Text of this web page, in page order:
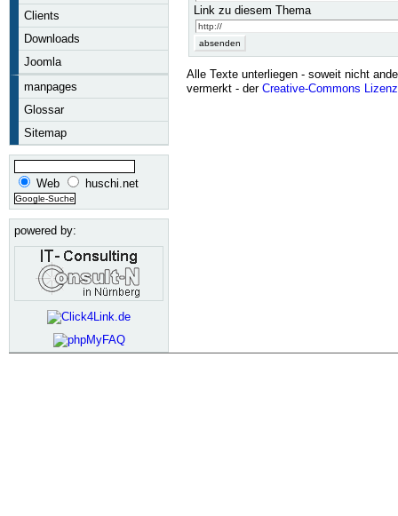
Clients
Downloads
Joomla
manpages
Glossar
Sitemap
Web huschi.net
powered by:
Link zu diesem Thema
Alle Texte unterliegen - soweit nicht
vermerkt - der Creative-Commons Lizenz